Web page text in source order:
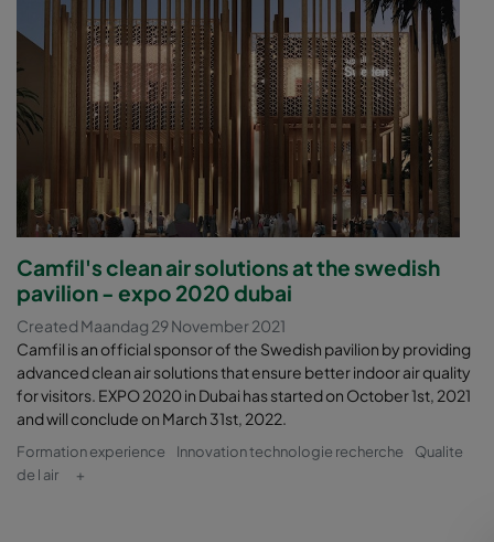
Camfil's clean air solutions at the swedish
pavilion - expo 2020 dubai
Created Maandag 29 November 2021
Camfil is an official sponsor of the Swedish pavilion by providing
advanced clean air solutions that ensure better indoor air quality
for visitors. EXPO 2020 in Dubai has started on October 1st, 2021
and will conclude on March 31st, 2022.
Formation experience Innovation technologie recherche
Qualite
de l air
+